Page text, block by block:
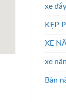
xe
KẸP
XE
xe
Bàn